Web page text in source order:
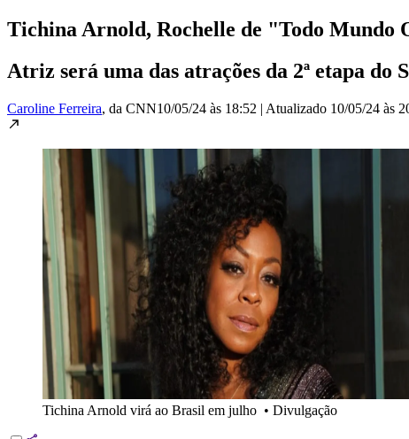
Tichina Arnold, Rochelle de "Todo Mundo
Atriz será uma das atrações da 2ª etapa do
Caroline Ferreira, da CNN10/05/24 às 18:52 | Atualizado 10/05/24 às
Tichina Arnold virá ao Brasil em julho • Divulgação